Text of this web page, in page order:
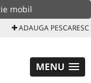
mobil
ADAUGA PESCARESC
MENU